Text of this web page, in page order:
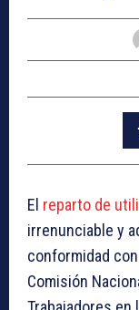
El reparto de
irrenunciable y
conformidad
Comisión